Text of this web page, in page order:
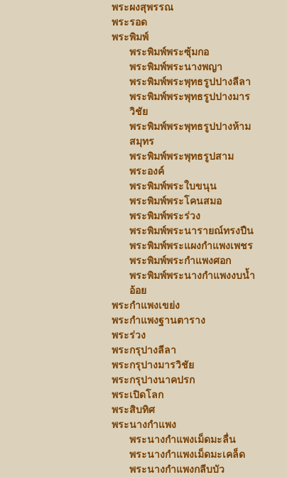
พระผงสุพรรณ
พระรอด
พระพิมพ์
พระพิมพ์พระซุ้มกอ
พระพิมพ์พระนางพญา
พระพิมพ์พระพุทธรูปปางลีลา
พระพิมพ์พระพุทธรูปปางมาร
วิชัย
พระพิมพ์พระพุทธรูปปางห้าม
สมุทร
พระพิมพ์พระพุทธรูปสาม
พระองค์
พระพิมพ์พระใบขนุน
พระพิมพ์พระโคนสมอ
พระพิมพ์พระร่วง
พระพิมพ์พระนารายณ์ทรงปืน
พระพิมพ์พระแผงกำแพงเพชร
พระพิมพ์พระกำแพงศอก
พระพิมพ์พระนางกำแพงงบน้ำ
อ้อย
พระกำแพงเขย่ง
พระกำแพงฐานตาราง
พระร่วง
พระกรุปางลีลา
พระกรุปางมารวิชัย
พระกรุปางนาคปรก
พระเปิดโลก
พระสิบทิศ
พระนางกำแพง
พระนางกำแพงเม็ดมะลื่น
พระนางกำแพงเม็ดมะเคล็ด
พระนางกำแพงกลีบบัว